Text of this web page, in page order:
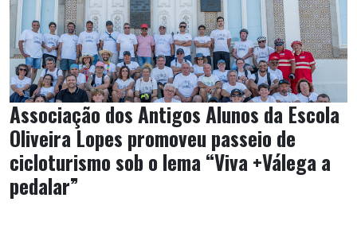
Associação dos Antigos Alunos da Escola
Oliveira Lopes promoveu passeio de
cicloturismo sob o lema “Viva +Válega a
pedalar”